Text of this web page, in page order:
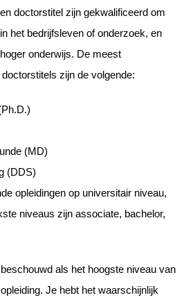
doctorstitel zijn gekwalificeerd om
het bedrijfsleven of onderzoek, en
onderwijs. De meest
zijn de volgende:
(MD)
(DDS)
opleidingen op universitair niveau,
niveaus zijn associate, bachelor,
als het hoogste niveau van
Je hebt het waarschijnlijk